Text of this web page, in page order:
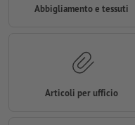
Abbigliamento e tessuti
Articoli per ufficio